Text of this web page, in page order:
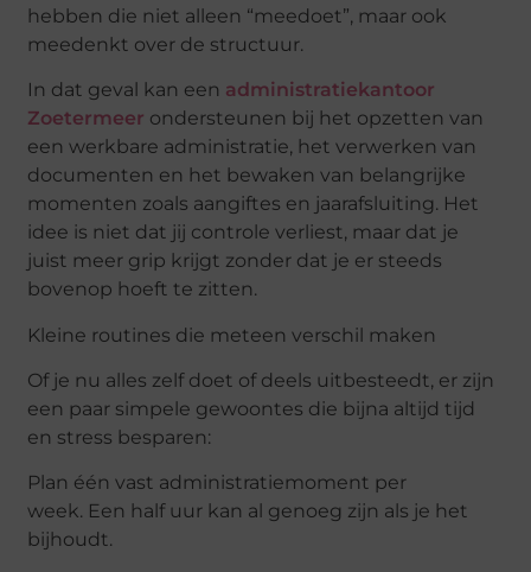
hebben die niet alleen “meedoet”, maar ook
meedenkt over de structuur.
In dat geval kan een administratiekantoor
Zoetermeer ondersteunen bij het opzetten van
een werkbare administratie, het verwerken van
documenten en het bewaken van belangrijke
momenten zoals aangiftes en jaarafsluiting. Het
idee is niet dat jij controle verliest, maar dat je
juist meer grip krijgt zonder dat je er steeds
bovenop hoeft te zitten.
Kleine routines die meteen verschil maken
Of je nu alles zelf doet of deels uitbesteedt, er zijn
een paar simpele gewoontes die bijna altijd tijd
en stress besparen:
Plan één vast administratiemoment per
week. Een half uur kan al genoeg zijn als je het
bijhoudt.